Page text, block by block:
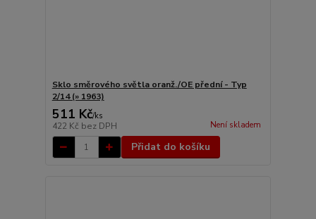
Sklo směrového světla oranž./OE přední - Typ
2/14 (» 1963)
511 Kč/ks
422 Kč bez DPH Není skladem
Přidat do košíku